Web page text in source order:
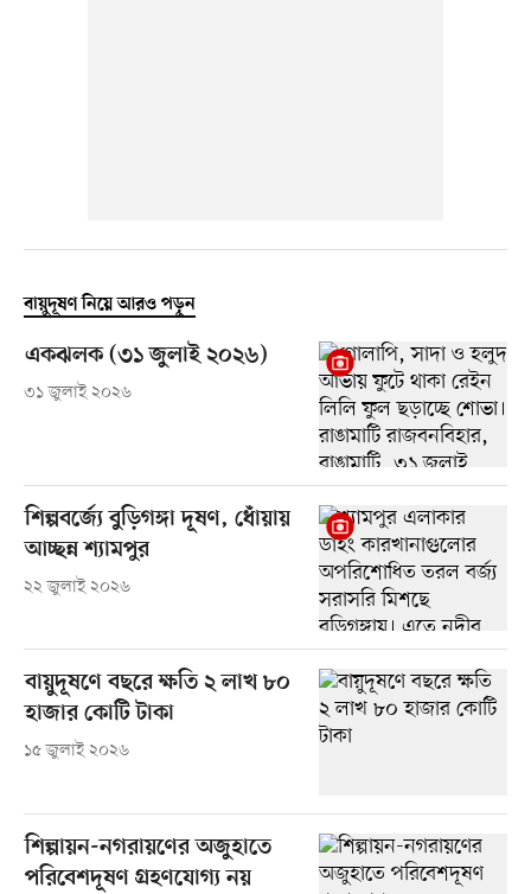
বায়ুদূষণ নিয়ে আরও পড়ুন
একঝলক (৩১ জুলাই ২০২৬)
৩১ জুলাই ২০২৬
শিল্পবর্জ্যে বুড়িগঙ্গা দূষণ, ধোঁয়ায়
আচ্ছন্ন শ্যামপুর
২২ জুলাই ২০২৬
বায়ুদূষণে বছরে ক্ষতি ২ লাখ ৮০
হাজার কোটি টাকা
১৫ জুলাই ২০২৬
শিল্পায়ন-নগরায়ণের অজুহাতে
পরিবেশদূষণ গ্রহণযোগ্য নয়